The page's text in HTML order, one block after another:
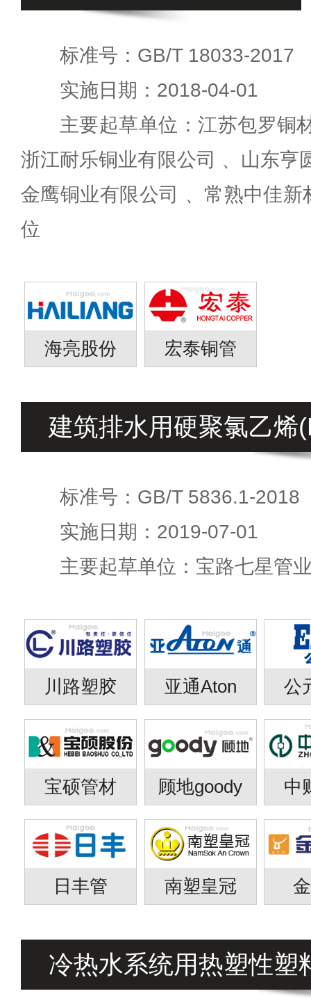
标准号：GB/T 18033-2017
实施日期：2018-04-01
主要起草单位：江苏包罗铜
浙江耐乐铜业有限公司 、山东亨
金鹰铜业有限公司 、常熟中佳
位
海亮股份 宏泰铜管
建筑排水用硬聚氯乙烯
标准号：GB/T 5836.1-2018
实施日期：2019-07-01
主要起草单位：宝路七星管
川路塑胶 亚通Aton 公
宝硕管材 顾地goody 中
日丰管 南塑皇冠
冷热水系统用热塑性塑